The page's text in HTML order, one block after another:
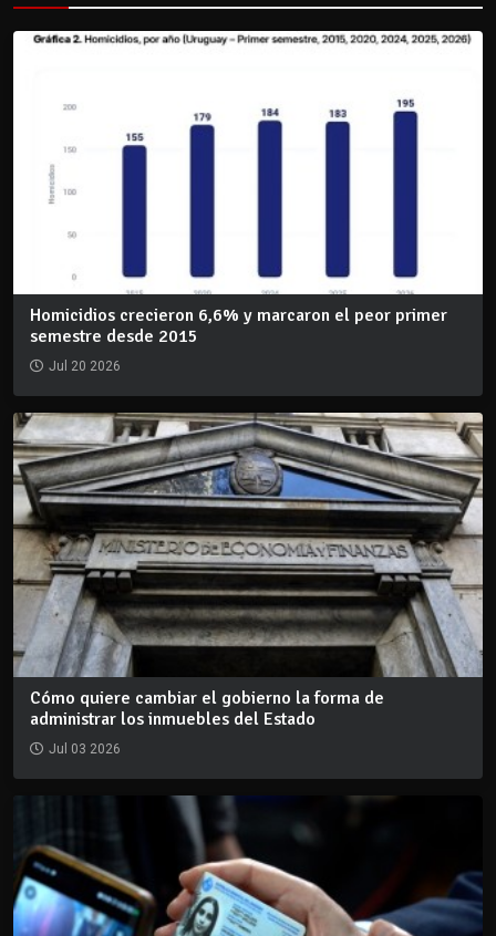
Homicidios crecieron 6,6% y marcaron el peor primer
semestre desde 2015
Jul 20 2026
Cómo quiere cambiar el gobierno la forma de
administrar los inmuebles del Estado
Jul 03 2026